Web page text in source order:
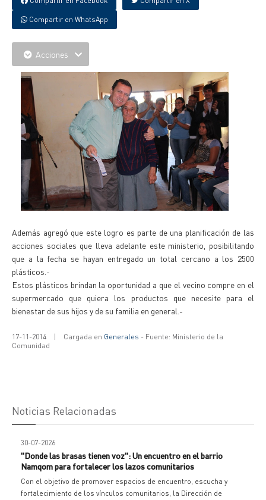
Compartir en WhatsApp
Acciones
Además agregó que este logro es parte de una planificación de las
acciones sociales que lleva adelante este ministerio, posibilitando
que a la fecha se hayan entregado un total cercano a los 2500
plásticos.-
Estos plásticos brindan la oportunidad a que el vecino compre en el
supermercado que quiera los productos que necesite para el
bienestar de sus hijos y de su familia en general.-
17-11-2014 | Cargada en Generales - Fuente: Ministerio de la
Comunidad
Noticias Relacionadas
30-07-2026
"Donde las brasas tienen voz": Un encuentro en el barrio
Namqom para fortalecer los lazos comunitarios
Con el objetivo de promover espacios de encuentro, escucha y
fortalecimiento de los vínculos comunitarios, la Dirección de